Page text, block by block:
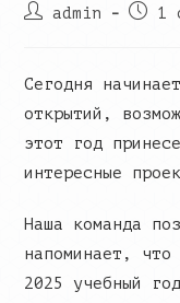
Postadmin
Запись
1
Сегодня
открытий,
этот год
интересные
Наша команда
напоминает,
2025 учебный